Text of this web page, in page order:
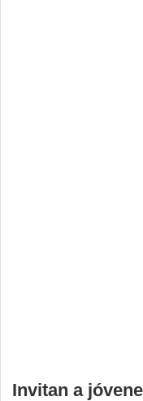
Invitan a